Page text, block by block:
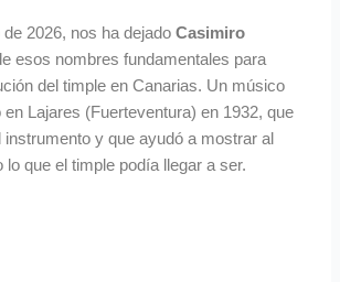
de 2026, nos ha dejadoCasimiro
esos nombres fundamentales para
del timple en Canarias. Un músico
en Lajares (Fuerteventura) en 1932, que
instrumento y que ayudó a mostrar al
lo que el timple podía llegar a ser.